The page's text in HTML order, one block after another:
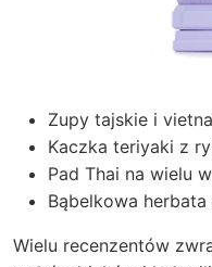
Zupy tajskie i
Kaczka teriyaki z
Pad Thai na wielu
Bąbelkowa
Wielu recenzentów